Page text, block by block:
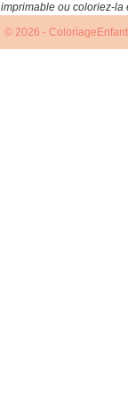
imprimable ou coloriez-la
© 2026 -